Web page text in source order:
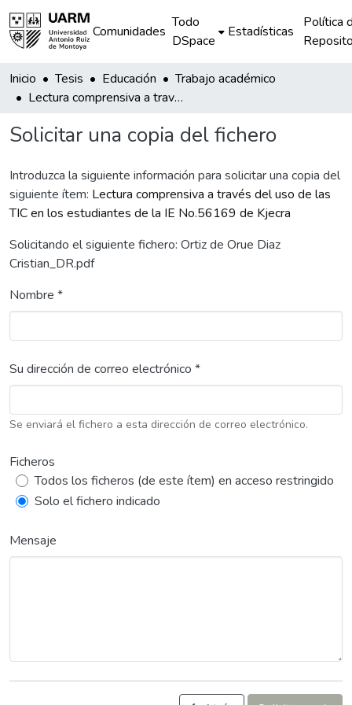
Comunidades
Todo
DSpace
Estadísticas
Política
Inicio Tesis Educación
Trabajo académico
Lectura comprensiva a través del uso de las TIC en los estudiantes de la IE No.56169 de Kjecra
Solicitar una copia del fichero
Introduzca la siguiente información para solicitar una copia del
siguiente ítem: Lectura comprensiva a través del uso de las
TIC en los estudiantes de la IE No.56169 de Kjecra
Solicitando el siguiente fichero: Ortiz de Orue Diaz
Cristian_DR.pdf
Nombre *
Su dirección de correo electrónico *
Se enviará el fichero a esta dirección de correo electrónico.
Ficheros
Todos los ficheros (de este ítem) en acceso restringido
Solo el fichero indicado
Mensaje